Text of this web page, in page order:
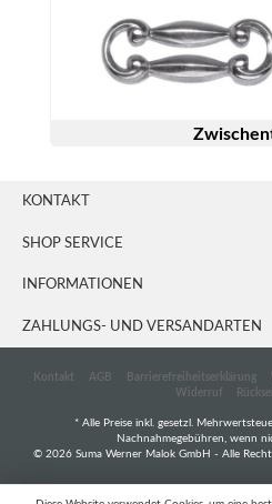
KONTAKT
SHOP SERVICE
INFORMATIONEN
ZAHLUNGS- UND VERSANDARTEN
Kontakt AGB Barrierefreiheitserklärung
Widerruf
* Alle Preise inkl. gesetzl.
Nachnahmegebühren, wenn
© 2026 Suma Werner Malok GmbH - Alle